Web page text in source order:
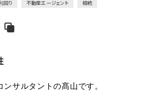
回り 不動産エージェント 相続
サルタントの髙山です。